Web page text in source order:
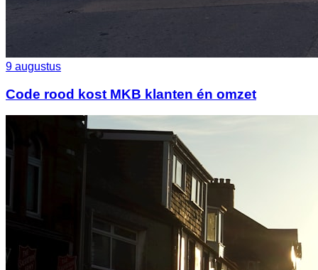
9 augustus
Code rood kost MKB klanten én omzet